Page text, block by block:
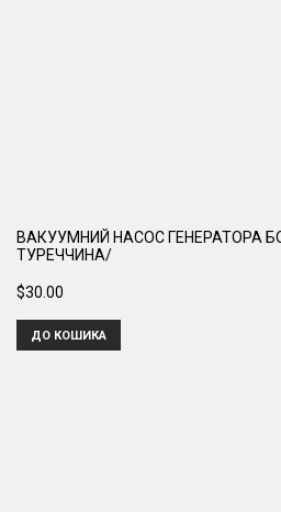
ВАКУУМНИЙ НАСОС ГЕНЕРАТОРА
ТУРЕЧЧИНА/
$30.00
ДО КОШИКА